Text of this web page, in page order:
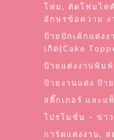
โฟม, ตัดโฟมได
อักษรข้อความ ง
ป้ายปักเค้กแต่ง
เกิด(Cake
ป้ายแต่งงานพิม
ป้ายงานแต่ง ป้
สติ๊กเกอร์ และแ
โปรโมชั่น – ข่า
การ์ดแต่งงาน,